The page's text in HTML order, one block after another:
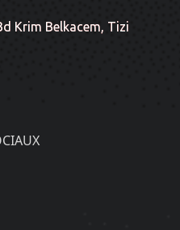
Krim Belkacem, Tizi